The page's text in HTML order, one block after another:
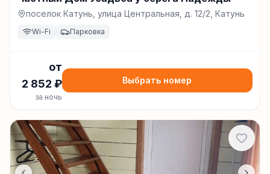
поселок Катунь, улица Центральная, д. 12/2, Катунь
Wi-Fi Парковка
от
2 852 ₽
за ночь
Выбрать номер